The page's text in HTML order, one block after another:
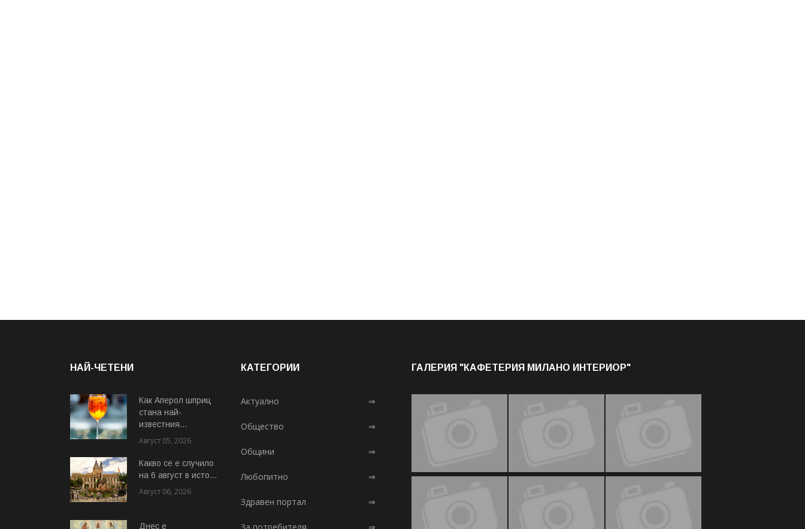
НАЙ-ЧЕТЕНИ
Как Аперол шприц
стана най-
известния...
Август 05, 2026
Какво се е случило
на 6 август в исто...
Август 06, 2026
Днес е
КАТЕГОРИИ
Актуално ⇒
Общество ⇒
Общини ⇒
Любопитно ⇒
Здравен портал ⇒
За потребителя ⇒
ГАЛЕРИЯ "КАФЕТЕРИЯ МИЛАНО ИНТЕРИОР"